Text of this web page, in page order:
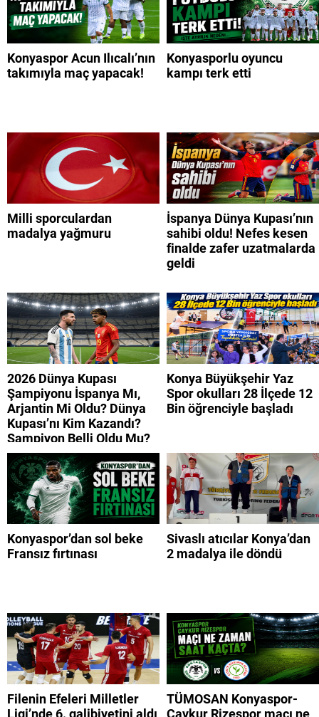
Konyaspor Acun Ilıcalı’nın
takımıyla maç yapacak!
Konyasporlu oyuncu
kampı terk etti
Milli sporculardan
madalya yağmuru
İspanya Dünya Kupası’nın
sahibi oldu! Nefes kesen
finalde zafer uzatmalarda
geldi
2026 Dünya Kupası
Şampiyonu İspanya Mı,
Arjantin Mi Oldu? Dünya
Kupası’nı Kim Kazandı?
Şampiyon Belli Oldu Mu?
Konya Büyükşehir Yaz
Spor okulları 28 İlçede 12
Bin öğrenciyle başladı
Konyaspor’dan sol beke
Fransız fırtınası
Sivaslı atıcılar Konya’dan
2 madalya ile döndü
Filenin Efeleri Milletler
Ligi’nde 6. galibiyetini aldı
TÜMOSAN Konyaspor-
Çaykur Rizespor maçı ne